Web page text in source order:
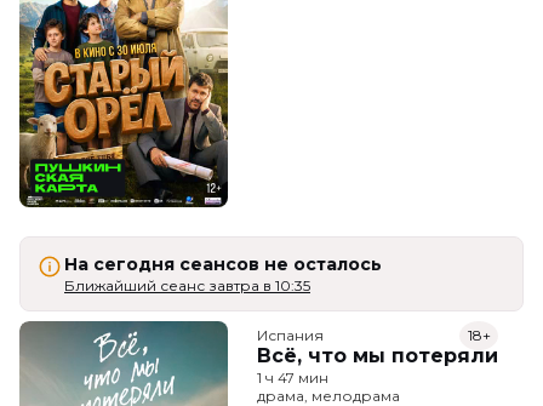
На сегодня сеансов не осталось
Ближайший сеанс завтра в 10:35
Испания
Всё, что мы потеряли
18+
1 ч 47 мин
драма, мелодрама